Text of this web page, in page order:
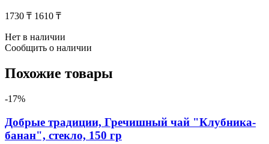
1730 ₸ 1610 ₸
Нет в наличии
Сообщить о наличии
Похожие товары
-17%
Добрые традиции, Гречишный чай "Клубника-
банан", стекло, 150 гр